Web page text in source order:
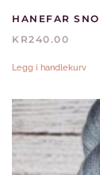
HANEFAR
KR240.00
Legg i handlekurv